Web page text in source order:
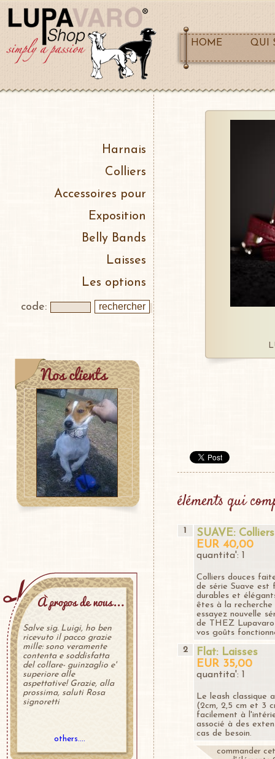
HOME QUI
Harnais
Colliers
Accessoires pour
Exposition
Belly Bands
Laisses
Les options
code:
Salve sig. Luigi, ho ben
ricevuto il pacco grazie
mille: sono veramente
contenta e soddisfatta
del collare- guinzaglio e'
superiore alle
aspettative! Grazie, alla
prossima, saluti Rosa
signoretti
others....
éléments qui
1
SUAVE: Colliers
EUR 40,00
quantita': 1
Colliers douces
de série Suave est
durables et
êtes à la
essayez nouvelle
de THEZ
vos goûts
2
Flat: Laisses
EUR 35,00
quantita': 1
Le leash classique
(2cm, 2,5 cm et 3
facilement à
associé à des
cas de besoin.
commander